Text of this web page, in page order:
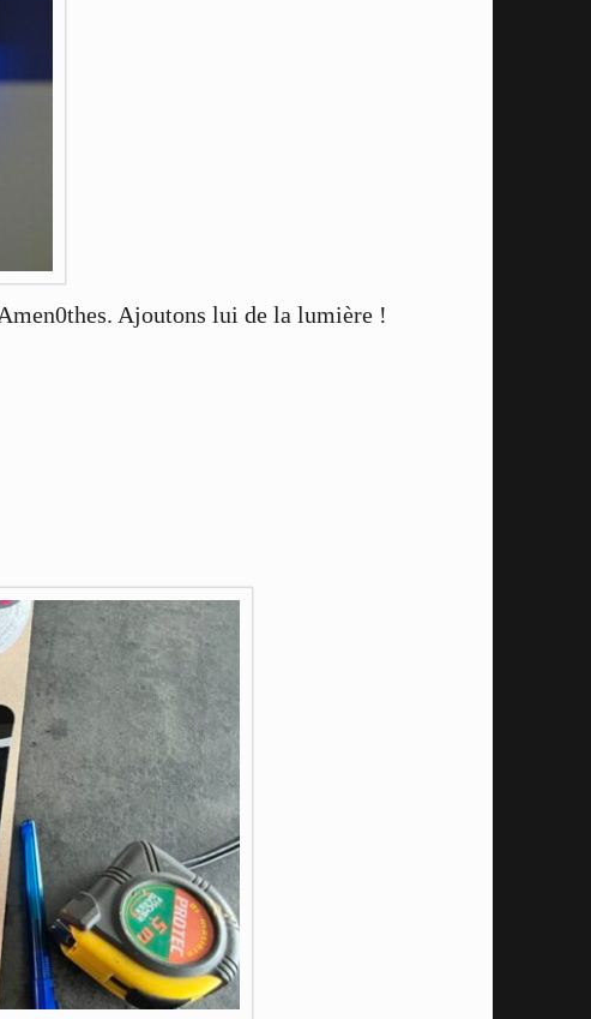
Ajoutons lui de la lumière !